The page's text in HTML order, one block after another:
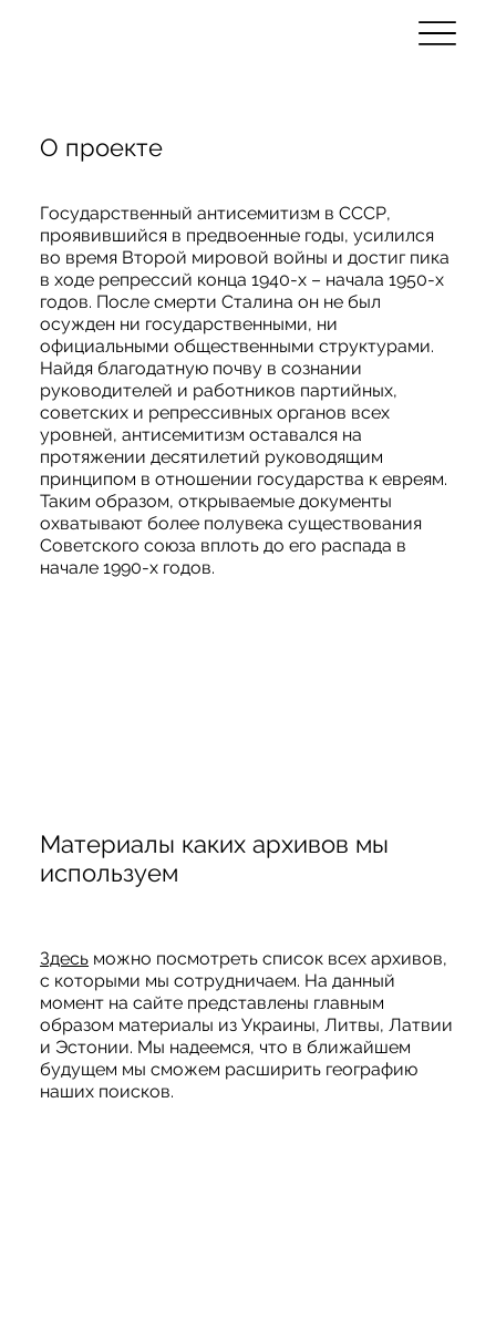
Материалы каких архивов мы
используем
Здесь можно посмотреть список всех архивов,
с которыми мы сотрудничаем. На данный
момент на сайте представлены главным
образом материалы из Украины, Литвы, Латвии
и Эстонии. Мы надеемся, что в ближайшем
будущем мы сможем расширить географию
наших поисков.
О проекте
Государственный антисемитизм в СССР,
проявившийся в предвоенные годы, усилился
во время Второй мировой войны и достиг пика
в ходе репрессий конца 1940-х – начала 1950-х
годов. После смерти Сталина он не был
осужден ни государственными, ни
официальными общественными структурами.
Найдя благодатную почву в сознании
руководителей и работников партийных,
советских и репрессивных органов всех
уровней, антисемитизм оставался на
протяжении десятилетий руководящим
принципом в отношении государства к евреям.
Таким образом, открываемые документы
охватывают более полувека существования
Советского союза вплоть до его распада в
начале 1990-х годов.